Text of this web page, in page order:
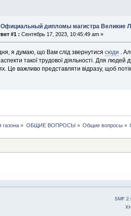
Официальный дипломы магистра Великие
#1 : Сентябрь 17, 2023, 10:45:49 am »
я думаю, що Вам слід звернутися сюди .
такої трудової діяльності. Для
Це важливо представляти відразу, щоб
газона » ОБЩИЕ ВОПРОСЫ » Общие вопросы »
SMF